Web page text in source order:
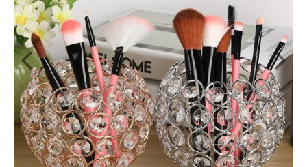
Palette
Maquillage
Rangement
Tiroir
Rouge
A
Lèvre
ORGANISATEUR
MALLETTE
TROUSSE
RANGEMENT
SALLE